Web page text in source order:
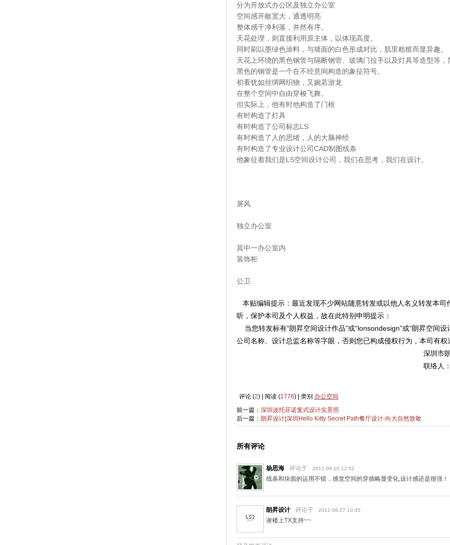
分为开放式办公区及独立办公室
空间感开敞宽大，通透明亮
整体感干净利落，井然有序。
天花处理，则直接利用原主体，以体现高度。
同时刷以墨绿色涂料，与墙面的白色形成对比，肌里粗糙而显异趣。
天花上环绕的黑色钢管与隔断钢管、玻璃门拉手以及灯具等造型等，
黑色的钢管是一个在不经意间构造的象征符号。
初看犹如丝绸网织物，又婉若游龙
在整个空间中自由穿梭飞舞。
但实际上，他有时他构造了门框
有时构造了灯具
有时构造了公司标志LS
有时构造了人的思绪，人的大脑神经
有时构造了专业设计公司CAD制图线条
他象征着我们是LS空间设计公司，我们在思考，我们在设计。
屏风
独立办公室
其中一办公室内
装饰柜
公卫
本贴编辑提示：最近发现不少网站随意转发或以他人名义转发本司
听，保护本司及个人权益，故在此特别申明提示：
当您转发标有“朗昇空间设计作品”或“lonsondesign”或“朗昇空间设
公司名称、设计总监名称等字眼，否则您已构成侵权行为，本司有权
深圳市
联络人
评论 (2) | 阅读 (1776) | 类别 办公空间
前一篇： 深圳波托菲诺复式设计实景照
后一篇： 朗昇设计|深圳Hello Kitty Secret Path餐厅设计-向大自然致敬
所有评论
杨思海 评论于 2011-06-10 12:52
线条和块面的运用不错，感觉空间的穿插略显变化,设计感还是很强！
朗昇设计 评论于 2011-08-27 10:45
谢楼上TX支持~~